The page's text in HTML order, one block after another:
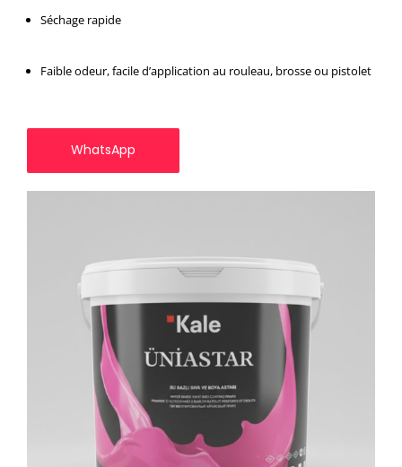
Séchage rapide
Faible odeur, facile d’application au rouleau, brosse ou pistolet
WhatsApp